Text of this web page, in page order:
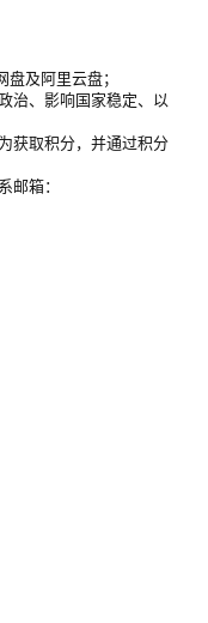
及阿里云盘；
治、影响国家稳定、以
获取积分，并通过积分
邮箱：